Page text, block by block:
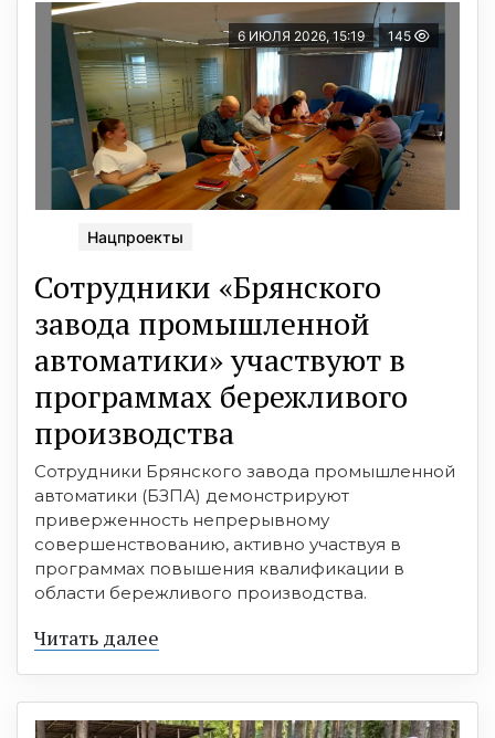
6 ИЮЛЯ 2026, 15:19 145
Нацпроекты
Сотрудники «Брянского
завода промышленной
автоматики» участвуют в
программах бережливого
производства
Сотрудники Брянского завода промышленной
автоматики (БЗПА) демонстрируют
приверженность непрерывному
совершенствованию, активно участвуя в
программах повышения квалификации в
области бережливого производства.
Читать далее